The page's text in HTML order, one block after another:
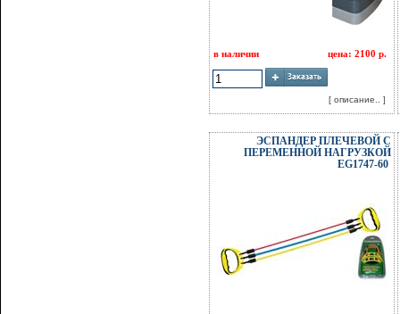
в наличии цена: 2100 р.
[ описание.. ]
ЭСПАНДЕР ПЛЕЧЕВОЙ С
ПЕРЕМЕННОЙ НАГРУЗКОЙ
EG1747-60